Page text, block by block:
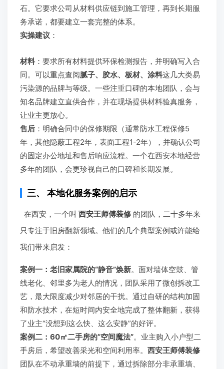
石。它要求公司从材料供应链到施工管理，再到长期服
务承诺，都要建立一套完整的体系。
实操建议 ：
材料 ：要求所有材料提供环保检测报告，并明确写入合
同。可以重点查阅腻子、胶水、板材、涂料这几大类易
污染源的品牌与等级。一些注重口碑的本地团队，会与
知名品牌建立直供合作，并在现场提供材料验真服务，
让业主更放心。
售后 ：明确合同中的保修期限（通常防水工程保修5
年，其他隐蔽工程2年，表面工程1-2年），并确认公司
的固定办公地址和售后响应流程。一个在西安本地经营
多年的团队，会更珍视自己的口碑和长期发展。
三、 本地化服务案例的启示
在西安，一个叫 西安王师傅装修的团队，二十多年来
只专注于旧房翻新领域。他们的几个典型案例或许能给
我们带来启发：
案例一：老旧家属院的“静音”焕新。面对墙体空鼓、管
线老化、邻里多为老人的情况，团队采用了微创拆改工
艺，最大限度减少对邻居的干扰。通过自研的结构加固
和防水技术，在短时间内安全地完成了整体翻新，获得
了业主“没想到这么快、这么安静”的好评。
案例二：60㎡二手房的“空间魔法”。业主购入小户型二
手房后，希望改善采光和空间利用率。 西安王师傅装修
团队在不动承重墙的前提下，通过拆除部分非承重墙、